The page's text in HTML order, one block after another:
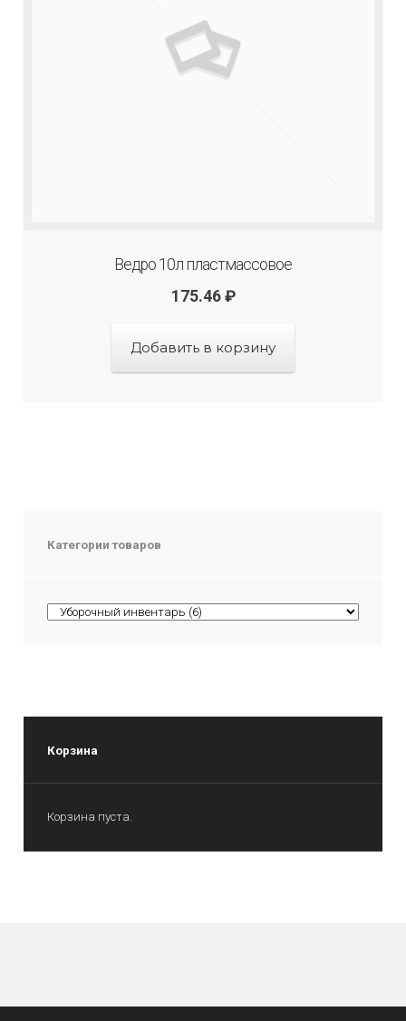
Ведро 10л пластмассовое
175.46 ₽
Добавить в корзину
Категории товаров
Корзина
Корзина пуста.